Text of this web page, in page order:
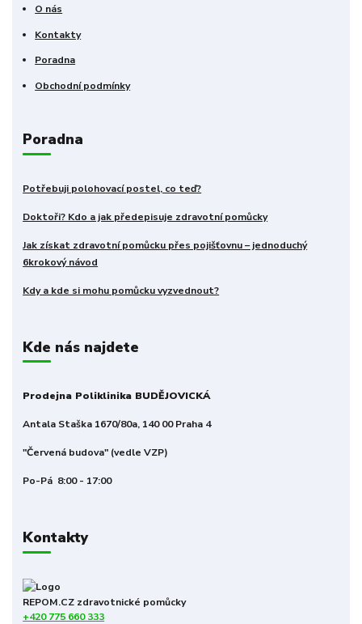
O nás
Kontakty
Poradna
Obchodní podmínky
Poradna
Potřebuji polohovací postel, co teď?
Doktoři? Kdo a jak předepisuje zdravotní pomůcky
Jak získat zdravotní pomůcku přes pojišťovnu – jednoduchý
6krokový návod
Kdy a kde si mohu pomůcku vyzvednout?
Kde nás najdete
Prodejna Poliklinika BUDĚJOVICKÁ
Antala Staška 1670/80a, 140 00 Praha 4
"Červená budova" (vedle VZP)
Po-Pá 8:00 - 17:00
Kontakty
REPOM.CZ zdravotnické pomůcky
+420 775 660 333